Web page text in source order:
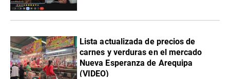
Lista actualizada de precios de
carnes y verduras en el mercado
Nueva Esperanza de Arequipa
(VIDEO)